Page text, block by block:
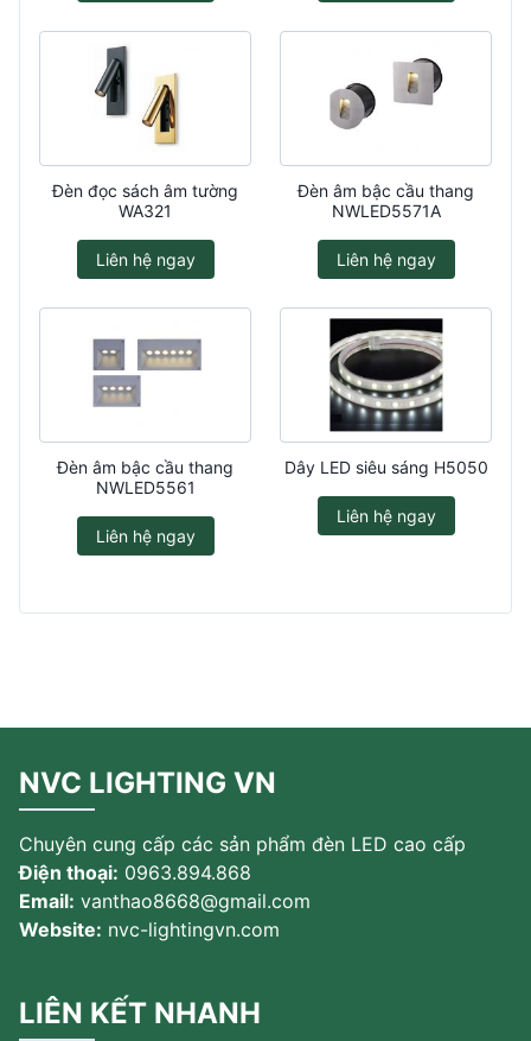
Đèn đọc sách âm tường
WA321
Liên hệ ngay
Đèn âm bậc cầu thang
NWLED5571A
Liên hệ ngay
Đèn âm bậc cầu thang
NWLED5561
Liên hệ ngay
Dây LED siêu sáng H5050
Liên hệ ngay
NVC LIGHTING VN
Chuyên cung cấp các sản phẩm đèn LED cao cấp
Điện thoại: 0963.894.868
Email: vanthao8668@gmail.com
Website: nvc-lightingvn.com
LIÊN KẾT NHANH